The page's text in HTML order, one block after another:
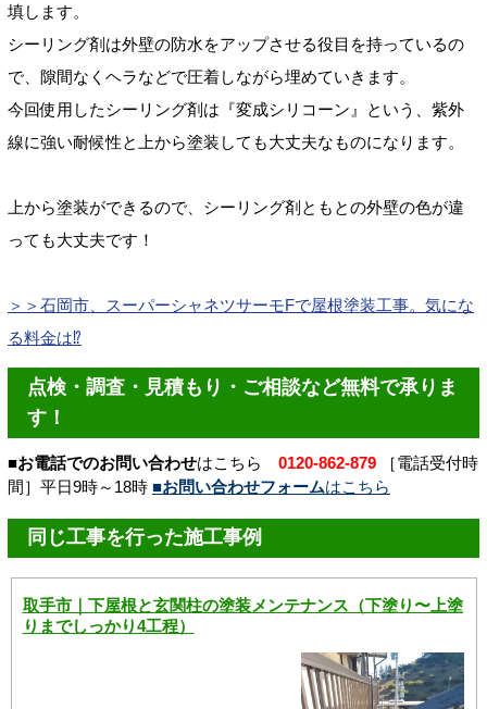
填します。
シーリング剤は外壁の防水をアップさせる役目を持っているの
で、隙間なくヘラなどで圧着しながら埋めていきます。
今回使用したシーリング剤は『変成シリコーン』という、紫外
線に強い耐候性と上から塗装しても大丈夫なものになります。
上から塗装ができるので、シーリング剤ともとの外壁の色が違
っても大丈夫です！
＞＞石岡市、スーパーシャネツサーモFで屋根塗装工事。気にな
る料金は⁉
点検・調査・見積もり・ご相談など無料で承りま
す！
■お電話でのお問い合わせはこちら 0120-862-879 ［電話受付時
間］平日9時～18時 ■お問い合わせフォームはこちら
同じ工事を行った施工事例
取手市｜下屋根と玄関柱の塗装メンテナンス（下塗り〜上塗
りまでしっかり4工程）